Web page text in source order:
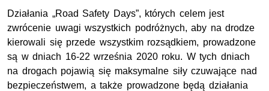
Działania „Road Safety Days”, których celem jest
zwrócenie uwagi wszystkich podróżnych, aby na drodze
kierowali się przede wszystkim rozsądkiem, prowadzone
są w dniach 16-22 września 2020 roku. W tych dniach
na drogach pojawią się maksymalne siły czuwające nad
bezpieczeństwem, a także prowadzone będą działania